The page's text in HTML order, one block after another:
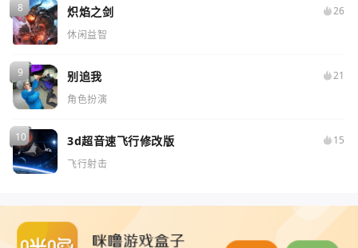
炽焰之剑
26
休闲益智
别追我
21
角色扮演
3d超音速飞行修改版
15
飞行射击